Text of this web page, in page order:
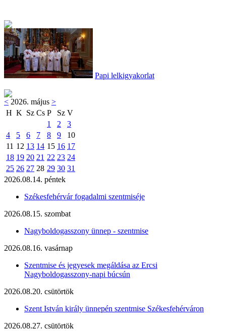
Papi lelkigyakorlat
< 2026. május >
H K Sz Cs P Sz V
1
2
3
4
5 6 7 8 9
10
11 12 13 14 15 16 17
18 19 20 21 22 23 24
25 26 27 28 29 30 31
2026.08.14. péntek
Székesfehérvár fogadalmi szentmiséje
2026.08.15. szombat
Nagyboldogasszony ünnep - szentmise
2026.08.16. vasárnap
Szentmise és jegyesek megáldása az Ercsi
Nagyboldogasszony-napi búcsún
2026.08.20. csütörtök
Szent István király ünnepén szentmise Székesfehérváron
2026.08.27. csütörtök